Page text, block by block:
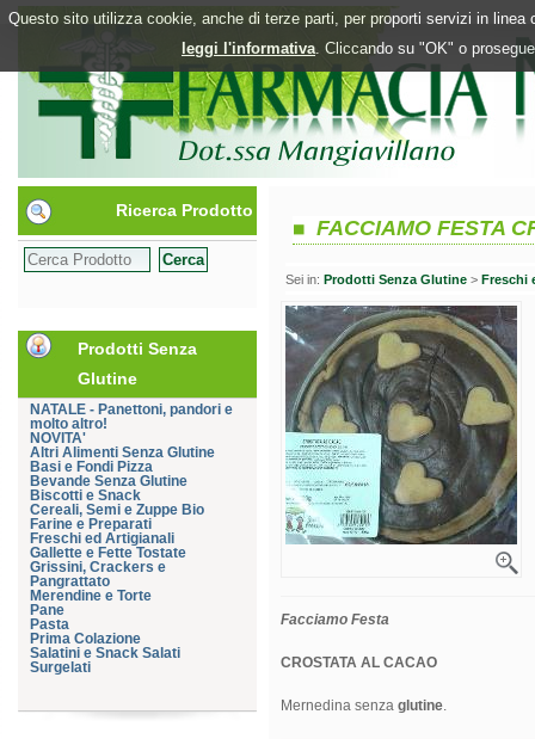
Questo sito utilizza cookie, anche di terze parti, per proporti servizi in
leggi l'informativa. Cliccando su "OK" o
Ricerca Prodotto
Prodotti Senza
Glutine
NATALE - Panettoni, pandori e
molto altro!
NOVITA'
Altri Alimenti Senza Glutine
Basi e Fondi Pizza
Bevande Senza Glutine
Biscotti e Snack
Cereali, Semi e Zuppe Bio
Farine e Preparati
Freschi ed Artigianali
Gallette e Fette Tostate
Grissini, Crackers e
Pangrattato
Merendine e Torte
Pane
Pasta
Prima Colazione
Salatini e Snack Salati
Surgelati
FACCIAMO FESTA
Sei in: Prodotti Senza Glutine > Freschi
Facciamo Festa
CROSTATA AL CACAO
Mernedina senzaglutine.